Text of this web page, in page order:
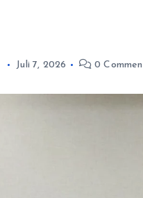
Juli 7, 2026 0